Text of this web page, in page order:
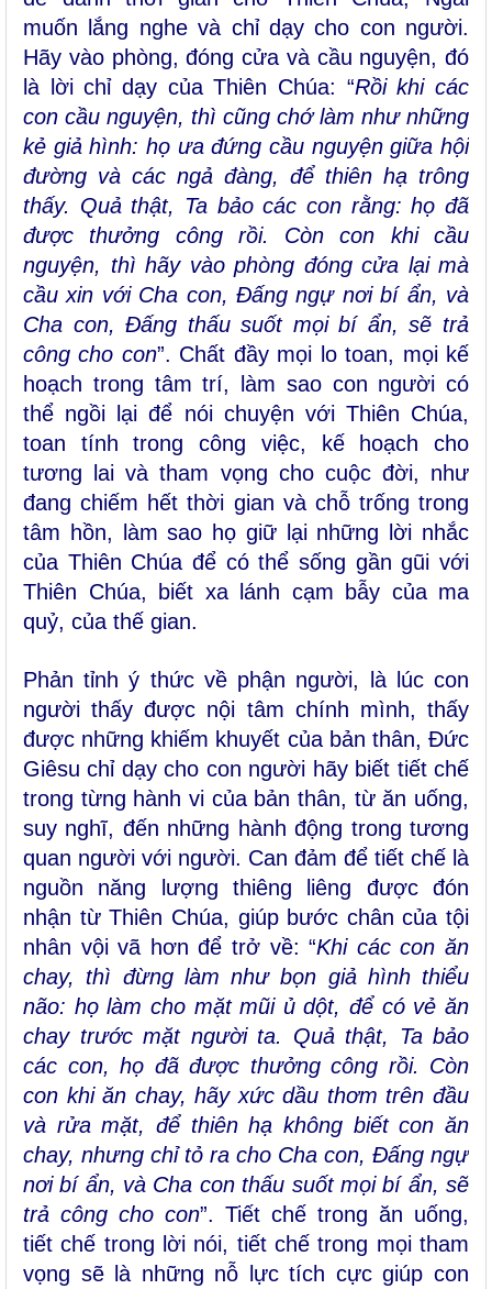
muốn lắng nghe và chỉ dạy cho con người.
Hãy vào phòng, đóng cửa và cầu nguyện, đó
là lời chỉ dạy của Thiên Chúa: “Rồi khi các
con cầu nguyện, thì cũng chớ làm như những
kẻ giả hình: họ ưa đứng cầu nguyện giữa hội
đường và các ngả đàng, để thiên hạ trông
thấy. Quả thật, Ta bảo các con rằng: họ đã
được thưởng công rồi. Còn con khi cầu
nguyện, thì hãy vào phòng đóng cửa lại mà
cầu xin với Cha con, Ðấng ngự nơi bí ẩn, và
Cha con, Ðấng thấu suốt mọi bí ẩn, sẽ trả
công cho con”. Chất đầy mọi lo toan, mọi kế
hoạch trong tâm trí, làm sao con người có
thể ngồi lại để nói chuyện với Thiên Chúa,
toan tính trong công việc, kế hoạch cho
tương lai và tham vọng cho cuộc đời, như
đang chiếm hết thời gian và chỗ trống trong
tâm hồn, làm sao họ giữ lại những lời nhắc
của Thiên Chúa để có thể sống gần gũi với
Thiên Chúa, biết xa lánh cạm bẫy của ma
quỷ, của thế gian.
Phản tỉnh ý thức về phận người, là lúc con
người thấy được nội tâm chính mình, thấy
được những khiếm khuyết của bản thân, Đức
Giêsu chỉ dạy cho con người hãy biết tiết chế
trong từng hành vi của bản thân, từ ăn uống,
suy nghĩ, đến những hành động trong tương
quan người với người. Can đảm để tiết chế là
nguồn năng lượng thiêng liêng được đón
nhận từ Thiên Chúa, giúp bước chân của tội
nhân vội vã hơn để trở về: “Khi các con ăn
chay, thì đừng làm như bọn giả hình thiểu
não: họ làm cho mặt mũi ủ dột, để có vẻ ăn
chay trước mặt người ta. Quả thật, Ta bảo
các con, họ đã được thưởng công rồi. Còn
con khi ăn chay, hãy xức dầu thơm trên đầu
và rửa mặt, để thiên hạ không biết con ăn
chay, nhưng chỉ tỏ ra cho Cha con, Ðấng ngự
nơi bí ẩn, và Cha con thấu suốt mọi bí ẩn, sẽ
trả công cho con”. Tiết chế trong ăn uống,
tiết chế trong lời nói, tiết chế trong mọi tham
vọng sẽ là những nỗ lực tích cực giúp con